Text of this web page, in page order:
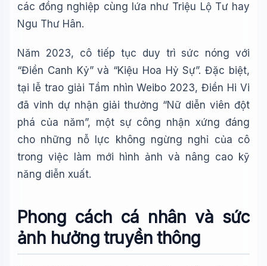
các đồng nghiệp cùng lứa như Triệu Lộ Tư hay
Ngu Thư Hân.
Năm 2023, cô tiếp tục duy trì sức nóng với
“Điền Canh Kỷ” và “Kiệu Hoa Hỷ Sự”. Đặc biệt,
tại lễ trao giải Tầm nhìn Weibo 2023, Điền Hi Vi
đã vinh dự nhận giải thưởng “Nữ diễn viên đột
phá của năm”, một sự công nhận xứng đáng
cho những nỗ lực không ngừng nghỉ của cô
trong việc làm mới hình ảnh và nâng cao kỹ
năng diễn xuất.
Phong cách cá nhân và sức
ảnh hưởng truyền thông